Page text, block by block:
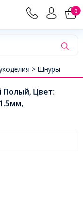
0
> Шнуры
Полый, Цвет: